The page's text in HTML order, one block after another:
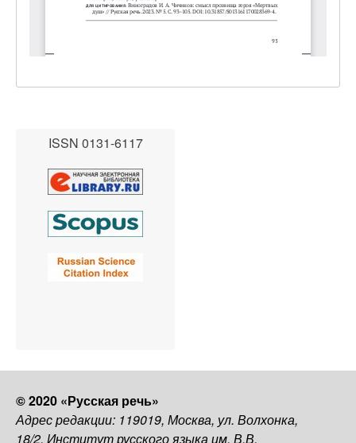
ISSN 0131-6117
© 2020 «Русская речь»
Адрес редакции: 119019, Москва, ул. Волхонка,
18/2, Институт русского языка им. В.В.